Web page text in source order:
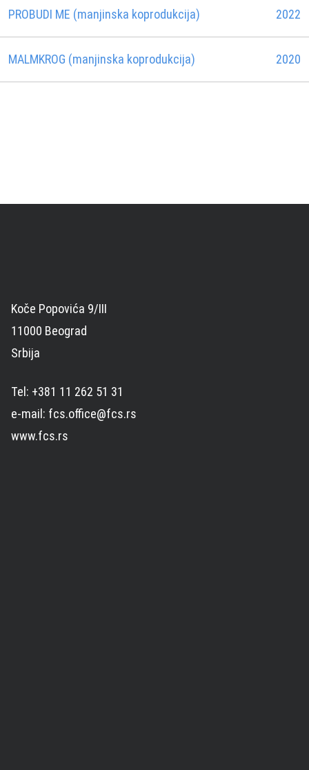
PROBUDI ME (manjinska koprodukcija) 2022
MALMKROG (manjinska koprodukcija) 2020
Koče Popovića 9/III
11000 Beograd
Srbija
Tel: +381 11 262 51 31
e-mail: fcs.office@fcs.rs
www.fcs.rs